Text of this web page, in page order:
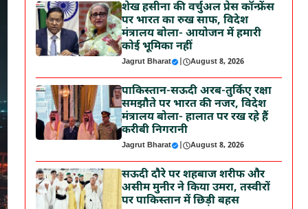
शेख हसीना की वर्चुअल प्रेस कॉन्फ्रेंस
पर भारत का रुख साफ, विदेश
मंत्रालय बोला- आयोजन में हमारी
कोई भूमिका नहीं
Jagrut Bharat | August 8, 2026
पाकिस्तान-सऊदी अरब-तुर्किए रक्षा
समझौते पर भारत की नजर, विदेश
मंत्रालय बोला- हालात पर रख रहे हैं
करीबी निगरानी
Jagrut Bharat | August 8, 2026
सऊदी दौरे पर शहबाज शरीफ और
असीम मुनीर ने किया उमरा, तस्वीरों
पर पाकिस्तान में छिड़ी बहस